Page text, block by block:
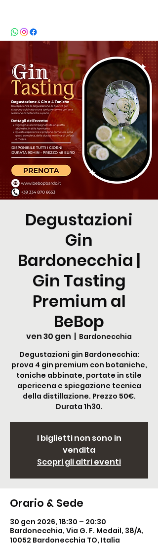
Degustazioni
Gin
Bardonecchia |
Gin Tasting
Premium al
BeBop
ven 30 gen
  |
Bardonecchia
Degustazioni gin Bardonecchia:
prova 4 gin premium con botaniche,
toniche abbinate, portate in stile
apericena e spiegazione tecnica
della distillazione. Prezzo 50€.
Durata 1h30.
I biglietti non sono in
vendita
Scopri gli altri eventi
Orario & Sede
30 gen 2026, 18:30 – 20:30
Bardonecchia, Via G. F. Medail, 38/A,
10052 Bardonecchia TO, Italia